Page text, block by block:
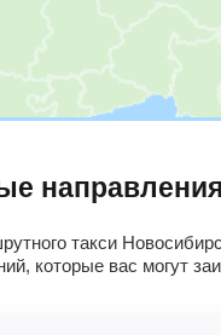
направления
такси
которые вас могут